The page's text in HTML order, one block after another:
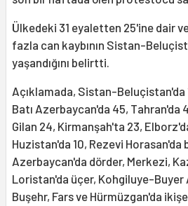
Ülkedeki 31 eyaletten 25'ine dair
fazla can kaybının Sistan-
yaşandığını belirtti.
Açıklamada, Sistan-Beluçistan'da
Batı Azerbaycan'da 45, Tahran'da
Gilan 24, Kirmanşah'ta 23,
Huzistan'da 10, Rezevi Horasan'da
Azerbaycan'da dörder, Merkezi,
Loristan'da üçer, Kohgiluye-Buyer
Buşehr, Fars ve Hürmüzgan'da